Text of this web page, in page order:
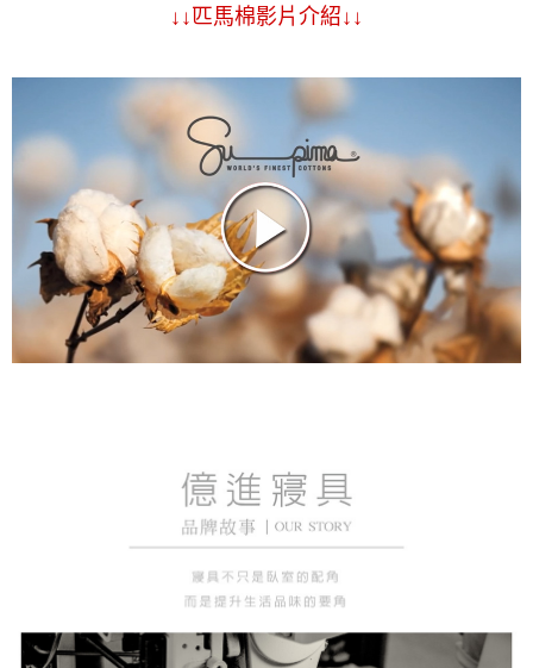
↓↓匹馬棉影片介紹↓↓